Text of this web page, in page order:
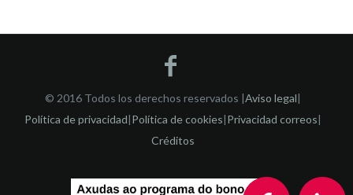
© 2016 Todos los derechos reservados |Aviso legal|
Política de privacidad|Política de cookies|Privacidad correos|
Créditos